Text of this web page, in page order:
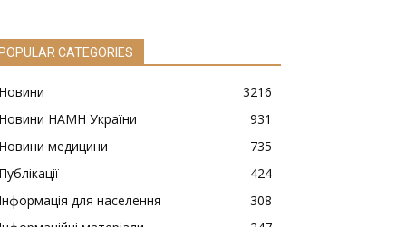
POPULAR CATEGORIES
Новини
3216
Новини НАМН України
931
Новини медицини
735
Публікації
424
Інформація для населення
308